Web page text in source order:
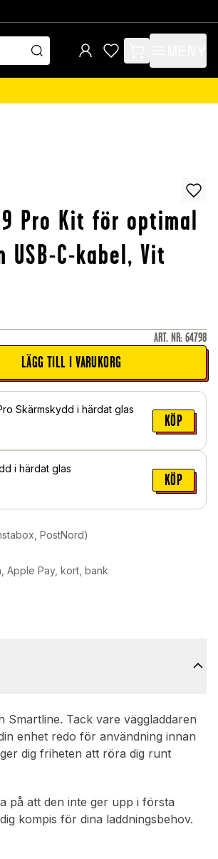
items in cart, view
9 Pro Kit för optimal
USB-C-kabel, Vit
ART. NR: 64798
LÄGG TILL I VARUKORG
Skärmskydd i härdat glas
KÖP
i härdat glas
KÖP
PostNord)
Apple Pay, kort, bank
Tack vare väggladdaren
enhet redo för användning innan
dig friheten att röra dig runt
på att den inte ger upp i första
kompis för dina laddningsbehov.